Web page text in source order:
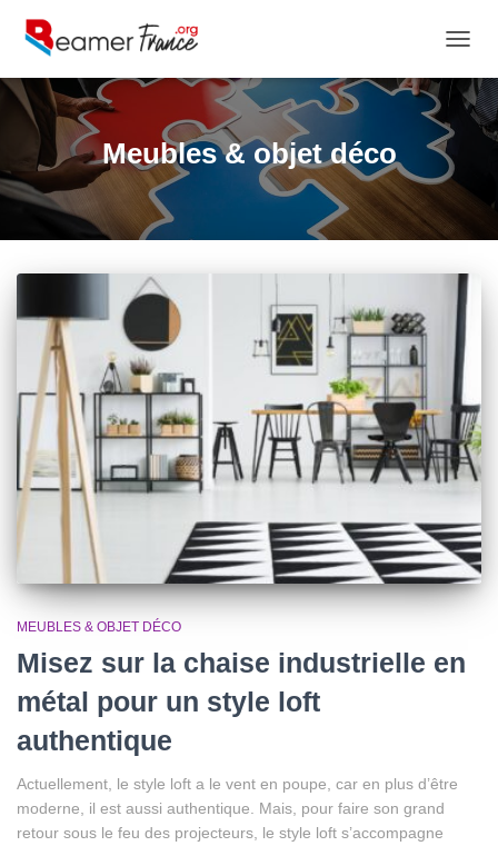
Meubles & objet déco
MEUBLES & OBJET DÉCO
Misez sur la chaise industrielle en
métal pour un style loft
authentique
Actuellement, le style loft a le vent en poupe, car en plus d’être
moderne, il est aussi authentique. Mais, pour faire son grand
retour sous le feu des projecteurs, le style loft s’accompagne